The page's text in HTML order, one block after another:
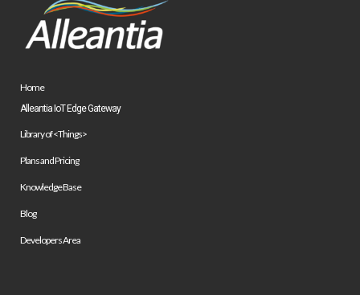
Home
Alleantia IoT Edge Gateway
Library of <Things>
Plans and Pricing
Knowledge Base
Blog
Developers Area